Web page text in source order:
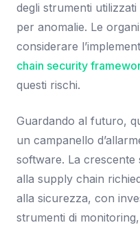
degli strumenti
per anomalie. Le
considerare
chain security
questi rischi.
Guardando al futuro,
un campanello
software. La crescente
alla supply chain
alla sicurezza, con
strumenti di